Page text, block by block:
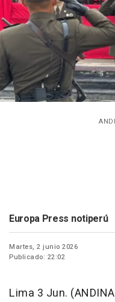
Europa Press notiperú
Martes, 2 junio 2026
Publicado: 22:02
Lima 3 Jun.